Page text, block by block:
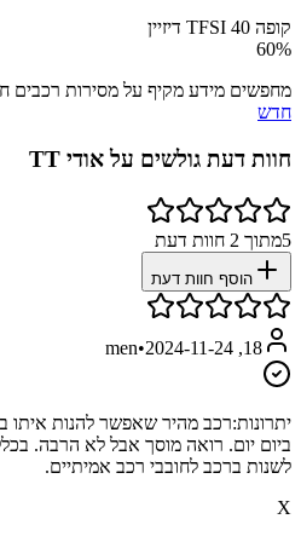
קופה 40 TFSI דיזיין
60%
מחפשים מידע מקיף על מסירות רכבים
חדש
חוות דעת גולשים על אודי TT
5מתוך 2 חוות דעת
הוסף חוות דעת
18, men
•2024-11-24
יתרונות:רכב מהיר שאפשר ‏להנות איתו
ביום יום. רואה מוסך אבל לא הרבה.
לשנות ברכב לחובבי רכב אמיתיים.
X